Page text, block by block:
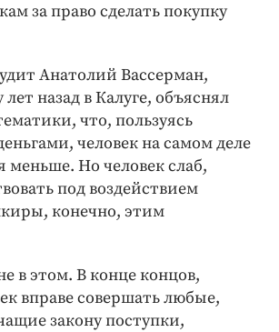
за право сделать покупку
Анатолий Вассерман,
назад в Калуге, объяснял
что, пользуясь
человек на самом деле
меньше. Но человек слаб,
под воздействием
конечно, этим
в этом. В конце концов,
вправе совершать любые,
закону поступки,